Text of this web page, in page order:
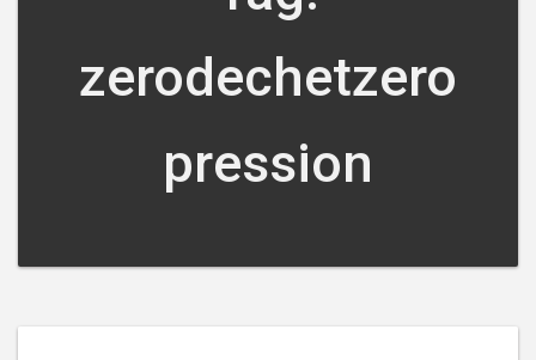
zerodechetzero
pression